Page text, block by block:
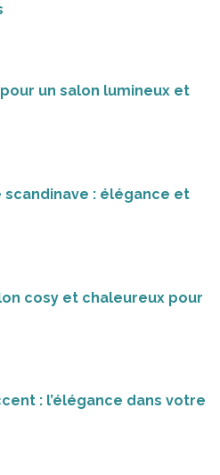
un salon lumineux et
scandinave : élégance et
cosy et chaleureux pour
: l’élégance dans votre